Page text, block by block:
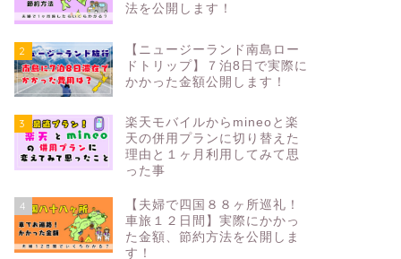
法を公開します！
2
【ニュージーランド南島ロー
ドトリップ】７泊8日で実際に
かかった金額公開します！
3
楽天モバイルからmineoと楽
天の併用プランに切り替えた
理由と１ヶ月利用してみて思
った事
4
【夫婦で四国８８ヶ所巡礼！
車旅１２日間】実際にかかっ
た金額、節約方法を公開しま
す！